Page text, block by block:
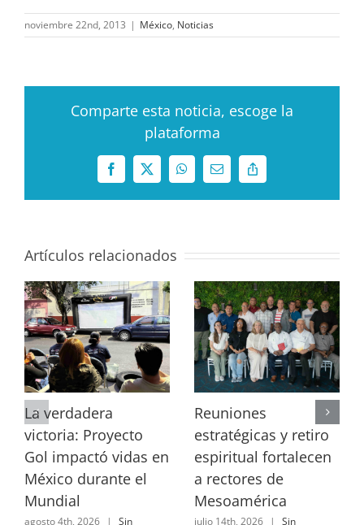
noviembre 22nd, 2013 | México, Noticias
Comparte esta noticia, escoge la
plataforma
Facebook
X WhatsAppCorreo
electrónico
Copy
Link
Artículos relacionados
La verdadera
victoria: Proyecto
Gol impactó vidas en
México durante el
Mundial
agosto 4th, 2026 | Sin
Reuniones
estratégicas y retiro
espiritual fortalecen
a rectores de
Mesoamérica
julio 14th, 2026 | Sin